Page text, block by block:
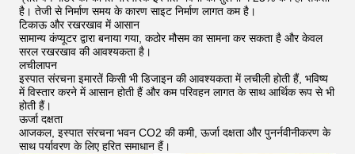
है। तेजी से निर्माण समय के कारण साइट निर्माण लागत कम है।
टिकाऊ और रखरखाव में आसान
सामान्य कंप्यूटर द्वारा बनाया गया, कठोर मौसम का सामना कर सकता है और केवल
सरल रखरखाव की आवश्यकता है।
लचीलापन
इस्पात संरचना इमारतें किसी भी डिजाइन की आवश्यकता में लचीली होती हैं, भविष्य
में विस्तार करने में आसान होती हैं और कम परिवहन लागत के साथ आर्थिक रूप से भी
होती हैं।
ऊर्जा दक्षता
आजकल, इस्पात संरचना भवन CO2 की कमी, ऊर्जा दक्षता और पुनर्नवीनीकरण के
साथ पर्यावरण के लिए हरित समाधान हैं।